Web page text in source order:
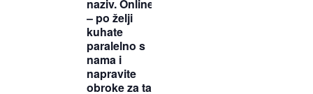
naziv. Online
– po želji
kuhate
paralelno s
nama i
napravite
obroke za taj